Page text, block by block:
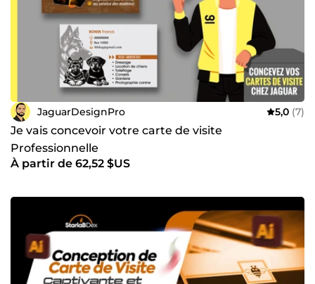
JaguarDesignPro 5,0 (7)
Je vais concevoir votre carte de visite
Professionnelle
À partir de 62,52 $US